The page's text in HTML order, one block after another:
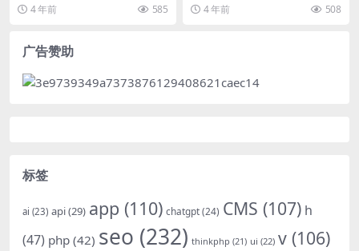
服
授权后台+...
4 年前 585
服务端+...
4 年前 508
广告赞助
标签
ai (23) api(29) app (110) chatgpt(24) CMS (107) h
(47) php (42) seo (232) thinkphp (21) ui (22) v (106)